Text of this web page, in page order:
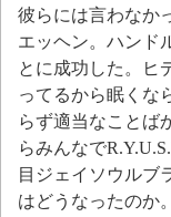
彼らには言わなか
エッヘン。ハンド
とに成功した。ヒ
ってるから眠くな
らず適当なことば
らみんなで
目ジェイソウルブ
はどうなったのか